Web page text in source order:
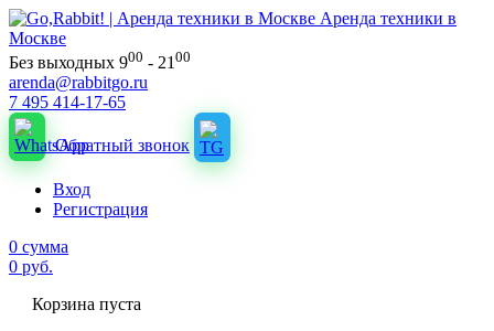
Аренда техники в
Москве
Без выходных 900 - 21 00
arenda@rabbitgo.ru
7 495 414-17-65
Обратный звонок
Вход
Регистрация
0 сумма
0 руб.
Корзина пуста